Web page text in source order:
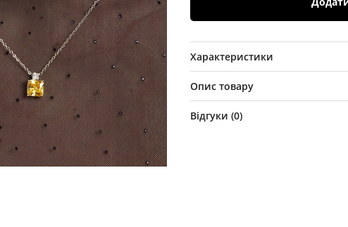
Характеристики
Опис товару
Відгуки (0)